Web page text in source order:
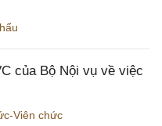
của Bộ Nội vụ về việc
Viên chức